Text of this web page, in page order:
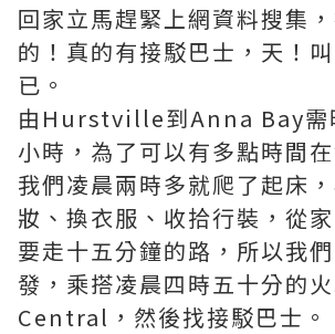
回家立馬趕緊上網資料搜集
的！真的有接駁巴士，天！
已。
由Hurstville到Anna Bay需
小時，為了可以有多點時間在
我們凌晨兩時多就爬了起床
妝、換衣服、收拾行裝，從家
要走十五分鐘的路，所以我
發，乘搭凌晨四時五十分的
Central，然後找接駁巴士。